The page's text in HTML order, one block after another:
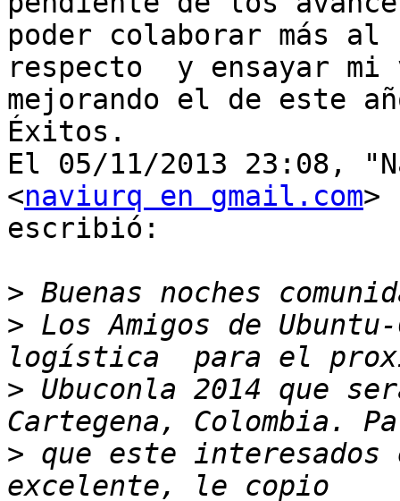
poder colaborar más al
respecto  y ensayar
mejorando el de este
Éxitos.
El 05/11/2013 23:08,
<naviurq en gmail.com>
escribió:
>
> Los Amigos de
> Ubuconla 2014 que
> que este